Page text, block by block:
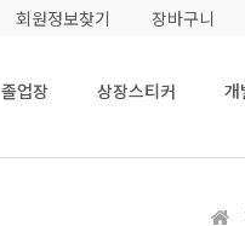
회원정보찾기 장바구니
졸업장 상장스티커 개